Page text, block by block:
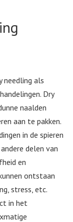
needling als
Dry
naalden
aan te pakken.
in de spieren
delen van
en
ontstaan
stress, etc.
in het